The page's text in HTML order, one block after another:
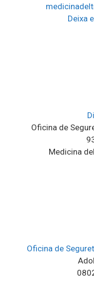
Deixa
Oficina de
Medicina
Oficina de